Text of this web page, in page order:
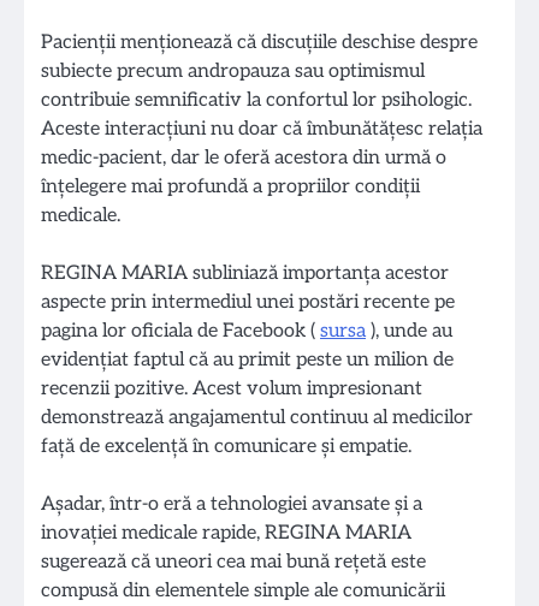
Pacienții menționează că discuțiile deschise despre
subiecte precum andropauza sau optimismul
contribuie semnificativ la confortul lor psihologic.
Aceste interacțiuni nu doar că îmbunătățesc relația
medic-pacient, dar le oferă acestora din urmă o
înțelegere mai profundă a propriilor condiții
medicale.
REGINA MARIA subliniază importanța acestor
aspecte prin intermediul unei postări recente pe
pagina lor oficiala de Facebook ( sursa), unde au
evidențiat faptul că au primit peste un milion de
recenzii pozitive. Acest volum impresionant
demonstrează angajamentul continuu al medicilor
față de excelență în comunicare și empatie.
Așadar, într-o eră a tehnologiei avansate și a
inovației medicale rapide, REGINA MARIA
sugerează că uneori cea mai bună rețetă este
compusă din elementele simple ale comunicării